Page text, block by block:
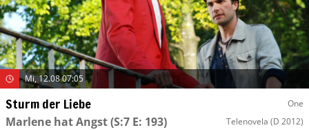
Mi, 12.08 07:05
Sturm der Liebe One
Marlene hat Angst(S:7 E: 193) Telenovela (D 2012)